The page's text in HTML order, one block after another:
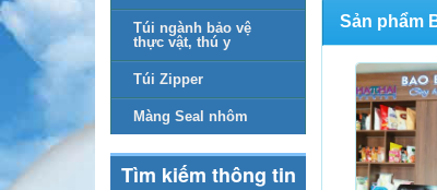
Túi ngành bảo vệ
thực vật, thú y
Túi Zipper
Màng Seal nhôm
Tìm kiếm thông tin
Sản phẩm